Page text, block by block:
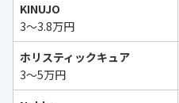
KINUJO
3〜3.8万円
ホリスティックキュア
3〜5万円